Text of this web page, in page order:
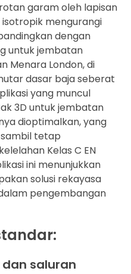
garam oleh lapisan
mengurangi
dengan
untuk jembatan
Menara London, di
dasar baja seberat
yang muncul
3D untuk jembatan
dioptimalkan, yang
tetap
Kelas C EN
ini menunjukkan
solusi rekayasa
pengembangan
saluran